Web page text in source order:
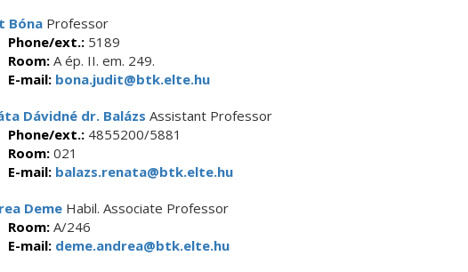
Bóna Professor
Phone/ext.: 5189
Room: A ép. II. em. 249.
E-mail: bona.judit@btk.elte.hu
Dávidné dr. Balázs Assistant Professor
Phone/ext.: 4855200/5881
Room: 021
E-mail: balazs.renata@btk.elte.hu
Deme Habil. Associate Professor
Room: A/246
E-mail: deme.andrea@btk.elte.hu